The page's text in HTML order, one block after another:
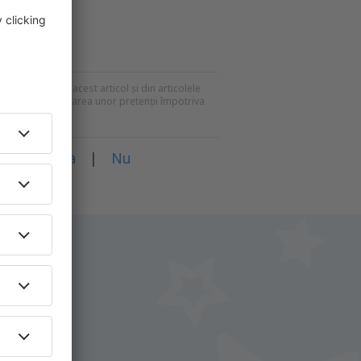
din acest articol și din articolele
pentru formularea unor pretenții împotriva
Da | Nu